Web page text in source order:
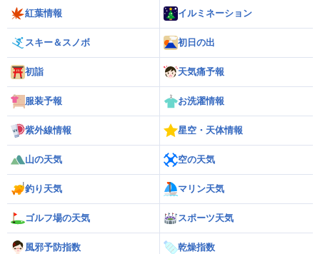
紅葉情報 イルミネーション
スキー＆スノボ 初日の出
初詣 天気痛予報
服装予報 お洗濯情報
紫外線情報 星空・天体情報
山の天気 空の天気
釣り天気 マリン天気
ゴルフ場の天気 スポーツ天気
風邪予防指数 乾燥指数